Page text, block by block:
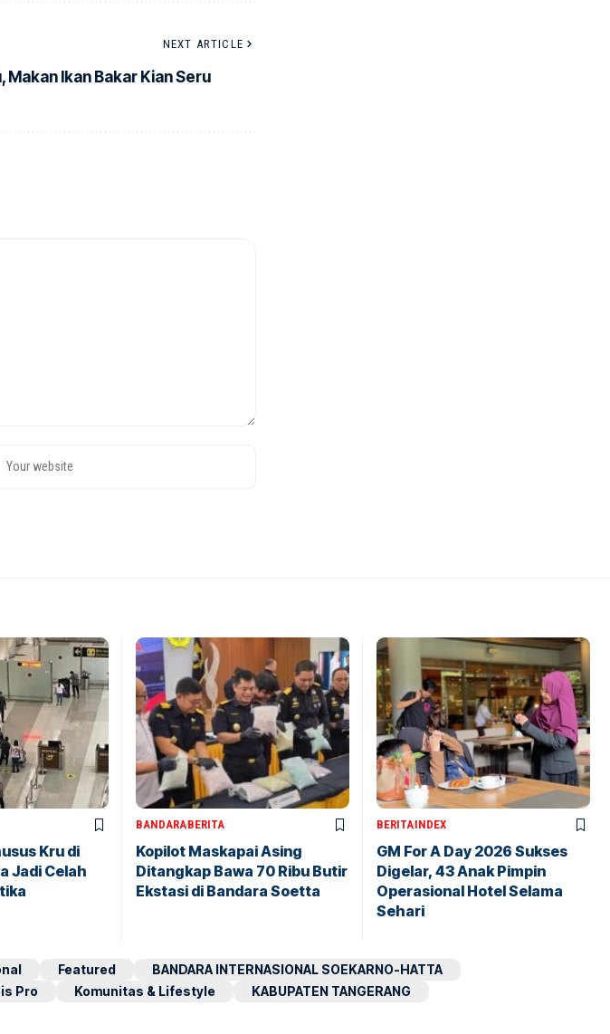
NEXT ARTICLE
Makan Ikan Bakar Kian Seru
Kru di
Jadi Celah
BANDARABERITA
Kopilot Maskapai Asing
Ditangkap Bawa 70 Ribu Butir
Ekstasi di Bandara Soetta
BERITAINDEX
GM For A Day 2026 Sukses
Digelar, 43 Anak Pimpin
Operasional Hotel Selama
Sehari
Featured
BANDARA INTERNASIONAL SOEKARNO-HATTA
Pro Komunitas & Lifestyle KABUPATEN TANGERANG